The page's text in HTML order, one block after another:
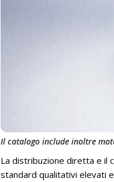
Il catalogo include inoltre
La distribuzione diretta e il
standard qualitativi elevati